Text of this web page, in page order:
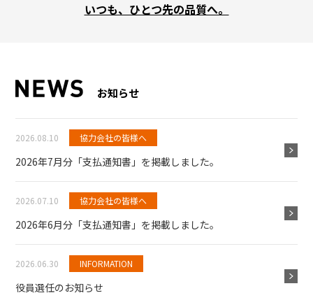
いつも、ひとつ先の品質へ。
お知らせ
2026.08.10 協力会社の皆様へ
2026年7月分「支払通知書」を掲載しました。
2026.07.10 協力会社の皆様へ
2026年6月分「支払通知書」を掲載しました。
2026.06.30 INFORMATION
役員選任のお知らせ